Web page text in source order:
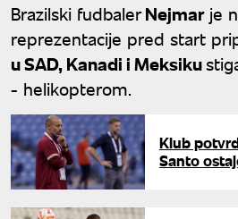
Brazilski fudbalerNejmarje
reprezentacije pred start
u SAD, Kanadi i Meksiku
- helikopterom.
Klub
Santo